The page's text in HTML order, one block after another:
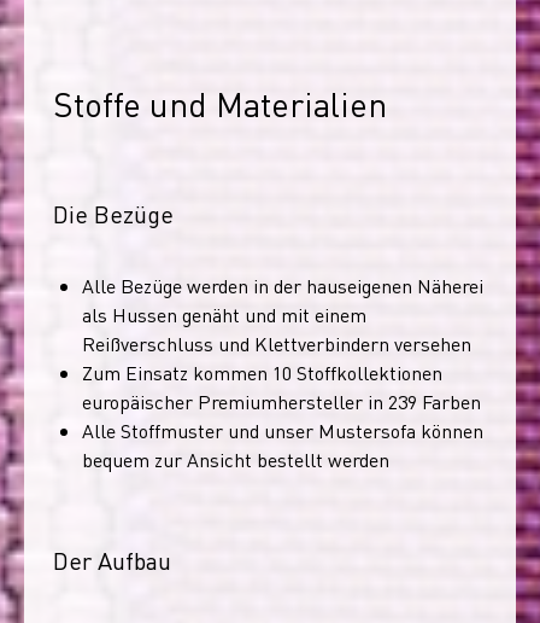
Stoffe und Materialien
Die Bezüge
Alle Bezüge werden in der hauseigenen Näherei
als Hussen genäht und mit einem
Reißverschluss und Klettverbindern versehen
Zum Einsatz kommen 10 Stoffkollektionen
europäischer Premiumhersteller in 239 Farben
Alle Stoffmuster und unser Mustersofa können
bequem zur Ansicht bestellt werden
Der Aufbau